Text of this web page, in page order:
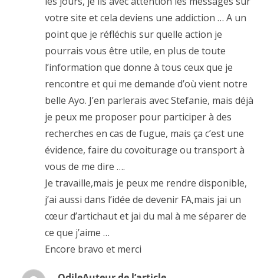
votre site et cela deviens une addiction … A un
point que je réfléchis sur quelle action je
pourrais vous être utile, en plus de toute
l’information que donne à tous ceux que je
rencontre et qui me demande d’où vient notre
belle Ayo. J’en parlerais avec Stefanie, mais déjà
je peux me proposer pour participer à des
recherches en cas de fugue, mais ça c’est une
évidence, faire du covoiturage ou transport à
vous de me dire ….
Je travaille,mais je peux me rendre disponible,
j’ai aussi dans l’idée de devenir FA,mais jai un
cœur d’artichaut et jai du mal à me séparer de
ce que j’aime …
Encore bravo et merci